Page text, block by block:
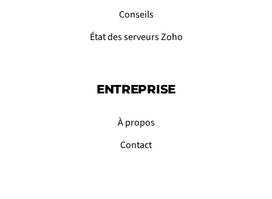
Conseils
État des serveurs Zoho
ENTREPRISE
À propos
Contact